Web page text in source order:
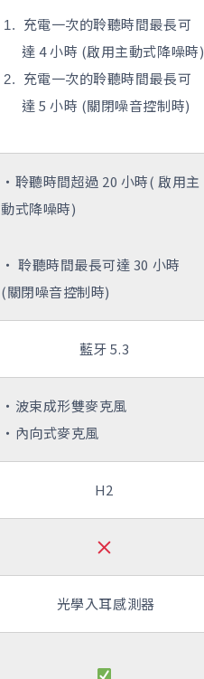
充電一次的聆聽時間最長可
達 4 小時 (啟用主動式降噪時)
充電一次的聆聽時間最長可
達 5 小時 (關閉噪音控制時)
・聆聽時間超過 20 小時( 啟用主
動式降噪時)
・ 聆聽時間最長可達 30 小時
(關閉噪音控制時)
藍牙 5.3
・波束成形雙麥克風
・內向式麥克風
H2
光學入耳感測器